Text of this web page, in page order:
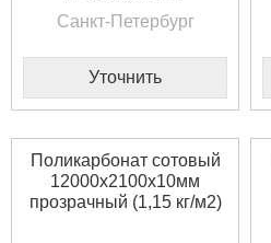
Санкт-Петербург
Уточнить
Поликарбонат сотовый
12000x2100x10мм
прозрачный (1,15 кг/м2)